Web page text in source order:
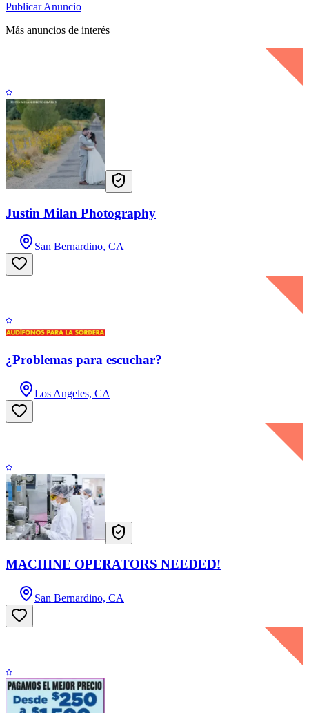
Publicar Anuncio
Más anuncios de interés
Justin Milan Photography
San Bernardino, CA
¿Problemas para escuchar?
Los Angeles, CA
MACHINE OPERATORS NEEDED!
San Bernardino, CA